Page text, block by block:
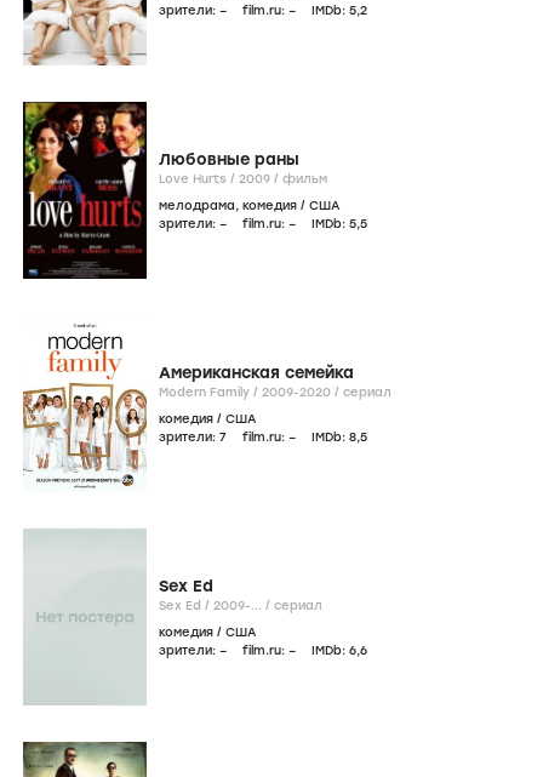
зрители: – film.ru: – IMDb: 5,2
Любовные раны
Love Hurts / 2009 / фильм
мелодрама, комедия / США
зрители: – film.ru: – IMDb: 5,5
Американская семейка
Modern Family / 2009-2020 / сериал
комедия / США
зрители: 7 film.ru: – IMDb: 8,5
Sex Ed
Sex Ed / 2009-... / сериал
комедия / США
зрители: – film.ru: – IMDb: 6,6